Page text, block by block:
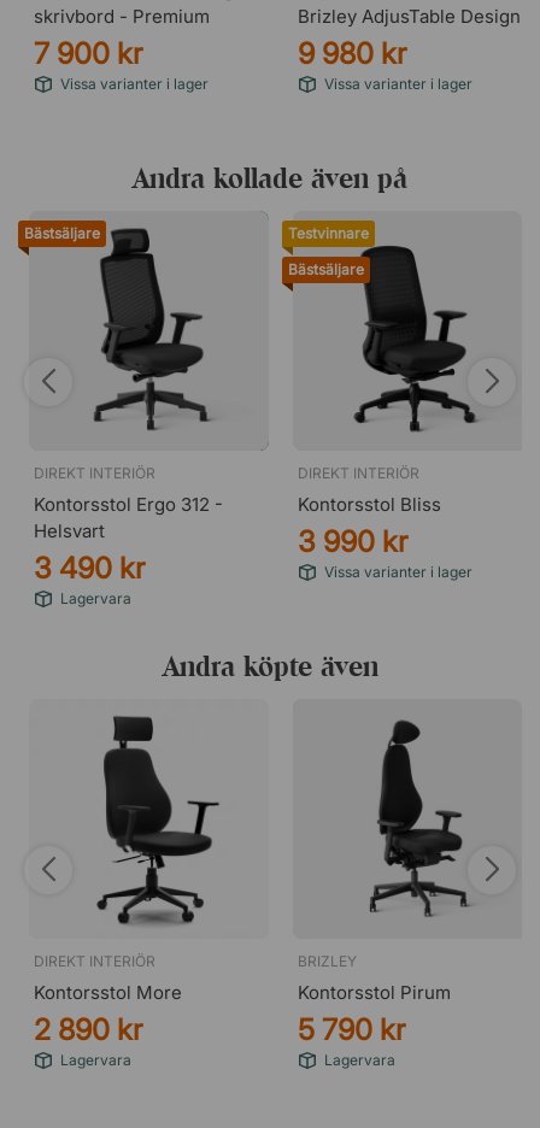
skrivbord - Premium
7 900 kr
Vissa varianter i lager
Brizley AdjusTable Design
9 980 kr
Vissa varianter i lager
Andra kollade även på
Bästsäljare
DIREKT INTERIÖR
Kontorsstol Ergo 312 -
Helsvart
3 490 kr
Lagervara
Testvinnare
Bästsäljare
DIREKT INTERIÖR
Kontorsstol Bliss
3 990 kr
Vissa varianter i lager
Andra köpte även
DIREKT INTERIÖR
Kontorsstol More
2 890 kr
Lagervara
BRIZLEY
Kontorsstol Pirum
5 790 kr
Lagervara